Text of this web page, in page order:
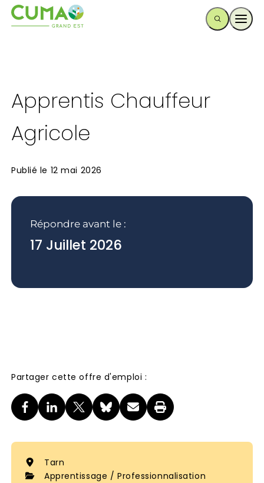
Apprentis Chauffeur
Agricole
Publié le 12 mai 2026
Répondre avant le :
17 Juillet 2026
Partager cette offre d'emploi :
Tarn
Apprentissage / Professionnalisation